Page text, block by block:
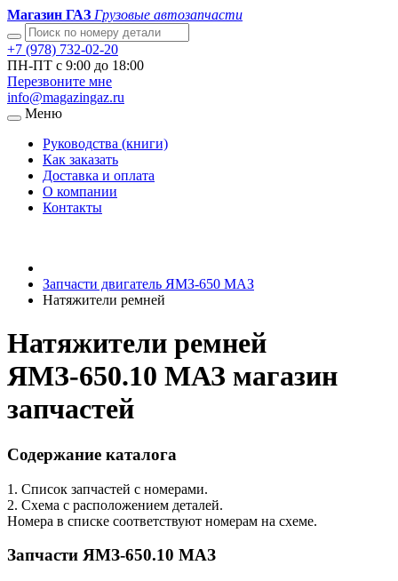
Магазин ГАЗ Грузовые автозапчасти
+7 (978) 732-02-20
ПН-ПТ с 9:00 до 18:00
Перезвоните мне
info@magazingaz.ru
Меню
Руководства (книги)
Как заказать
Доставка и оплата
О компании
Контакты
Запчасти двигатель ЯМЗ-650 МАЗ
Натяжители ремней
Натяжители ремней
ЯМЗ-650.10 МАЗ магазин
запчастей
Содержание каталога
1. Список запчастей с номерами.
2. Схема с расположением деталей.
Номера в списке соответствуют номерам на схеме.
Запчасти ЯМЗ-650.10 МАЗ